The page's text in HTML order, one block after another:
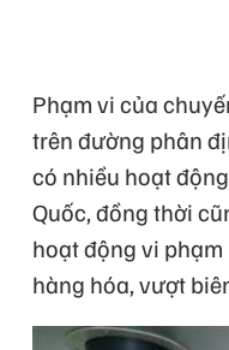
Phạm vi của
trên đường phân
có nhiều hoạt
Quốc, đồng thời
hoạt động vi
hàng hóa, vượt